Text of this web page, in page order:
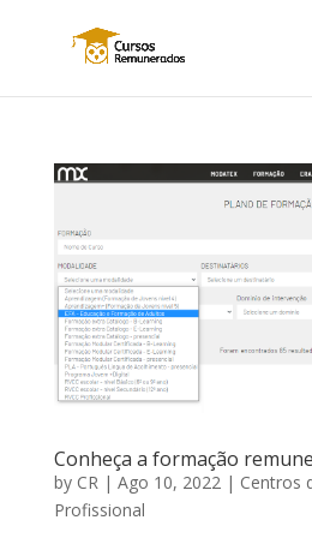
Conheça a formação
by CR | Ago 10, 2022 | Centros
Profissional